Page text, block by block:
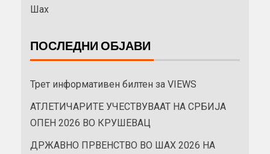
Шах
ПОСЛЕДНИ ОБЈАВИ
Трет информативен билтен за VIEWS
АТЛЕТИЧАРИТЕ УЧЕСТВУВААТ НА СРБИЈА
ОПЕН 2026 ВО КРУШЕВАЦ
ДРЖАВНО ПРВЕНСТВО ВО ШАХ 2026 НА